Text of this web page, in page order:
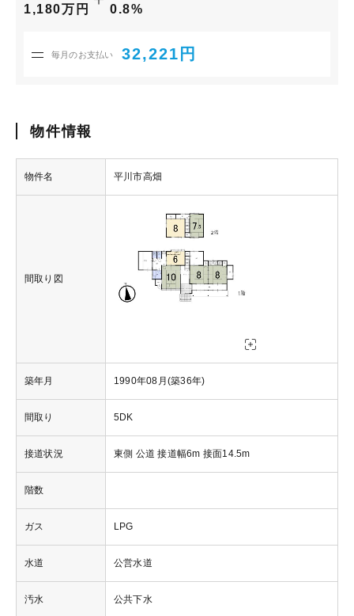
1,180万円 0.8%
毎月のお支払い 32,221円
物件情報
物件名 平川市高畑
間取り図
築年月 1990年08月(築36年)
間取り 5DK
接道状況 東側 公道 接道幅6m 接面14.5m
階数
ガス LPG
水道 公営水道
汚水 公共下水